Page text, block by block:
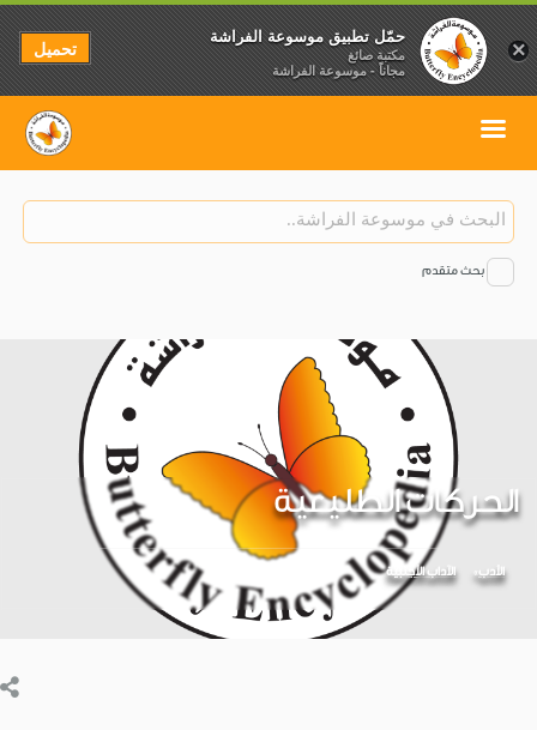
بحث متقدم
الحركات الطليعية
الأدب الآداب الأجنبية
×
حمّل تطبيق موسوعة الفراشة
مكتبة صائغ
مجاناً - موسوعة الفراشة
تحميل